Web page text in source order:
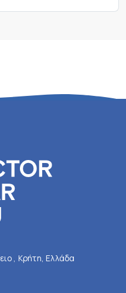
, Κρήτη, Ελλάδα